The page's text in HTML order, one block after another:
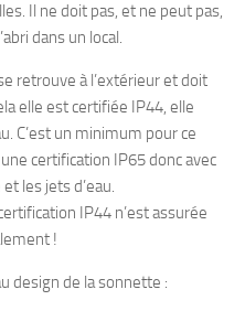
Il ne doit pas, et ne peut pas,
dans un local.
retrouve à l’extérieur et doit
elle est certifiée IP44, elle
C’est un minimum pour ce
certification IP65 donc avec
les jets d’eau.
IP44 n’est assurée
!
design de la sonnette :